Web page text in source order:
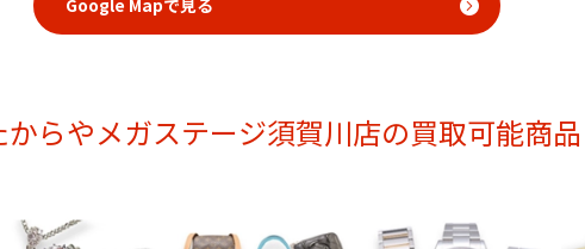
Google Mapで見る
からやメガステージ須賀川店の買取可能商品